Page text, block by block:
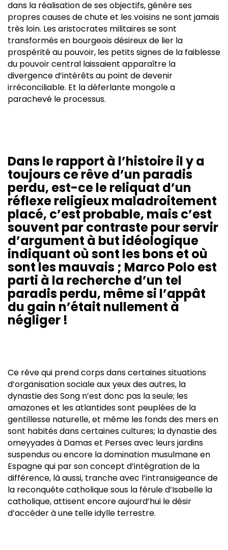
dans la réalisation de ses objectifs, génère ses
propres causes de chute et les voisins ne sont jamais
très loin. Les aristocrates militaires se sont
transformés en bourgeois désireux de lier la
prospérité au pouvoir, les petits signes de la faiblesse
du pouvoir central laissaient apparaître la
divergence d’intérêts au point de devenir
irréconciliable. Et la déferlante mongole a
parachevé le processus.
Dans le rapport à l’histoire il y a
toujours ce rêve d’un paradis
perdu, est-ce le reliquat d’un
réflexe religieux maladroitement
placé, c’est probable, mais c’est
souvent par contraste pour servir
d’argument à but idéologique
indiquant où sont les bons et où
sont les mauvais ; Marco Polo est
parti à la recherche d’un tel
paradis perdu, même si l’appât
du gain n’était nullement à
négliger !
Ce rêve qui prend corps dans certaines situations
d’organisation sociale aux yeux des autres, la
dynastie des Song n’est donc pas la seule; les
amazones et les atlantides sont peuplées de la
gentillesse naturelle, et même les fonds des mers en
sont habités dans certaines cultures; la dynastie des
omeyyades à Damas et Perses avec leurs jardins
suspendus ou encore la domination musulmane en
Espagne qui par son concept d’intégration de la
différence, là aussi, tranche avec l’intransigeance de
la reconquête catholique sous la férule d’Isabelle la
catholique, attisent encore aujourd’hui le désir
d’accéder à une telle idylle terrestre.